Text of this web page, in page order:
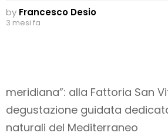
by Francesco Desio
3 mesi fa
meridiana”: alla Fattoria San
degustazione guidata
naturali del Mediterraneo